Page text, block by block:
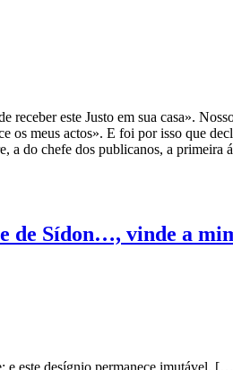
este Justo em sua casa».
os meus actos». E foi por isso que
a do chefe dos publicanos, a
de Sídon…, vinde a
e este desígnio permanece